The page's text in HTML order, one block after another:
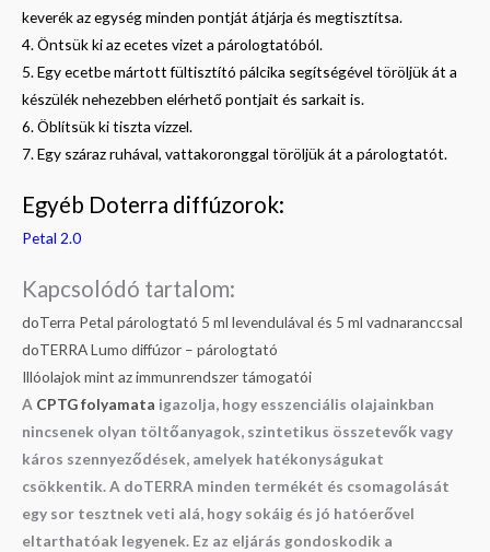
keverék az egység minden pontját átjárja és megtisztítsa.
4. Öntsük ki az ecetes vizet a párologtatóból.
5. Egy ecetbe mártott fültisztító pálcika segítségével töröljük át a
készülék nehezebben elérhető pontjait és sarkait is.
6. Öblítsük ki tiszta vízzel.
7. Egy száraz ruhával, vattakoronggal töröljük át a párologtatót.
Egyéb Doterra diffúzorok:
Petal 2.0
Kapcsolódó tartalom:
doTerra Petal párologtató 5 ml levendulával és 5 ml vadnaranccsal
doTERRA Lumo diffúzor – párologtató
Illóolajok mint az immunrendszer támogatói
A CPTG folyamata igazolja, hogy esszenciális olajainkban
nincsenek olyan töltőanyagok, szintetikus összetevők vagy
káros szennyeződések, amelyek hatékonyságukat
csökkentik. A doTERRA minden termékét és csomagolását
egy sor tesztnek veti alá, hogy sokáig és jó hatóerővel
eltarthatóak legyenek. Ez az eljárás gondoskodik a